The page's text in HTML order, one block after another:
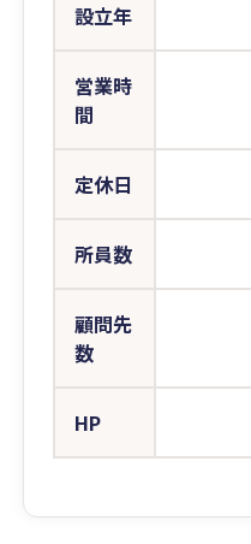
設立年
営業時
間
定休日
所員数
顧問先
数
HP